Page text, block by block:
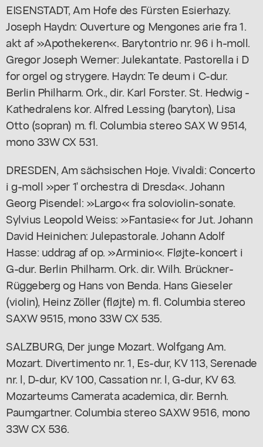
EISENSTADT, Am Hofe des Fürsten Esierhazy.
Joseph Haydn: Ouverture og Mengones arie fra 1.
akt af »Apothekeren«. Barytontrio nr. 96 i h-moll.
Gregor Joseph Werner: Julekantate. Pastorella i D
for orgel og strygere. Haydn: Te deum i C-dur.
Berlin Philharm. Ork., dir. Karl Forster. St. Hedwig -
Kathedralens kor. Alfred Lessing (baryton), Lisa
Otto (sopran) m. fl. Columbia stereo SAX W 9514,
mono 33W CX 531.
DRESDEN, Am sächsischen Hoje. Vivaldi: Concerto
i g-moll »per 1' orchestra di Dresda«. Johann
Georg Pisendel: »Largo« fra soloviolin-sonate.
Sylvius Leopold Weiss: »Fantasie« for Jut. Johann
David Heinichen: Julepastorale. Johann Adolf
Hasse: uddrag af op. »Arminio«. Fløjte-koncert i
G-dur. Berlin Philharm. Ork. dir. Wilh. Brückner-
Rüggeberg og Hans von Benda. Hans Gieseler
(violin), Heinz Zöller (fløjte) m. fl. Columbia stereo
SAXW 9515, mono 33W CX 535.
SALZBURG, Der junge Mozart. Wolfgang Am.
Mozart. Divertimento nr. 1, Es-dur, KV 113, Serenade
nr. l, D-dur, KV 100, Cassation nr. l, G-dur, KV 63.
Mozarteums Camerata academica, dir. Bernh.
Paumgartner. Columbia stereo SAXW 9516, mono
33W CX 536.